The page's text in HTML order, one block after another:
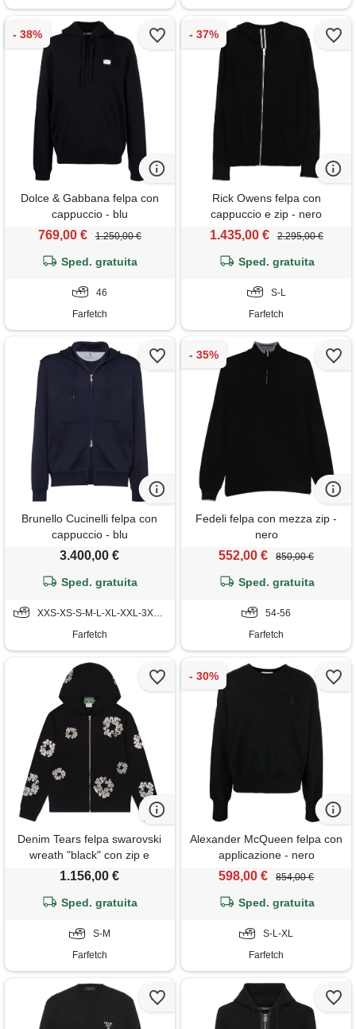
Dolce & Gabbana felpa con
cappuccio - blu
769,00 € 1.250,00 €
Sped. gratuita
46
Farfetch
Rick Owens felpa con
cappuccio e zip - nero
1.435,00 € 2.295,00 €
Sped. gratuita
S-L
Farfetch
Brunello Cucinelli felpa con
cappuccio - blu
3.400,00 €
Sped. gratuita
XXS-XS-S-M-L-XL-XXL-3XL-4XL
Farfetch
Fedeli felpa con mezza zip -
nero
552,00 € 850,00 €
Sped. gratuita
54-56
Farfetch
Denim Tears felpa swarovski
wreath "black" con zip e
cappuccio - nero
1.156,00 €
Sped. gratuita
S-M
Farfetch
Alexander McQueen felpa con
applicazione - nero
598,00 € 854,00 €
Sped. gratuita
S-L-XL
Farfetch